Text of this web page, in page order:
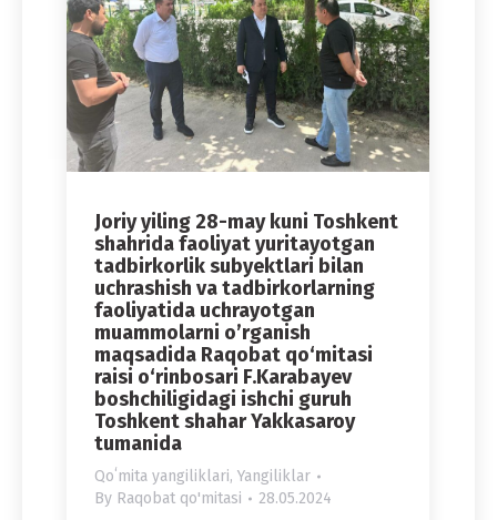
Joriy yiling 28-may kuni Toshkent
shahrida faoliyat yuritayotgan
tadbirkorlik subyektlari bilan
uchrashish va tadbirkorlarning
faoliyatida uchrayotgan
muammolarni o’rganish
maqsadida Raqobat qo‘mitasi
raisi o‘rinbosari F.Karabayev
boshchiligidagi ishchi guruh
Toshkent shahar Yakkasaroy
tumanida
Qoʻmita yangiliklari, Yangiliklar
By Raqobat qo'mitasi 28.05.2024